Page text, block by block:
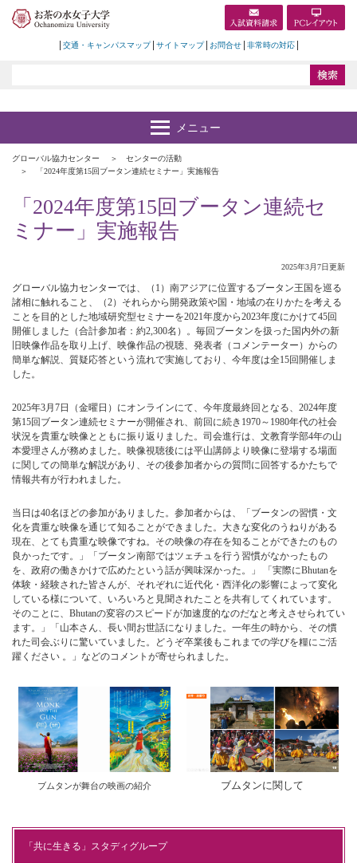
交通・キャンパスマップ サイトマップ お問合せ 非常時の対応
グローバル協力センター
センターの活動
「2024年度第15回ブータン連続セミナー」実施報告
「2024年度第15回ブータン連続セ
ミナー」実施報告
2025年3月7日更新
グローバル協力センターでは、（1）南アジアに位置するブータン王国を巡る
諸相に触れること、（2）それらから開発政策や国・地域の在りかたを考える
ことを目的とした地域研究型セミナーを2021年度から2023年度にかけて45回
開催しました（合計参加者：約2,300名）。毎回ブータンを扱った国内外の新
旧映像作品を取り上げ、映像作品の視聴、発表者（コメンテーター）からの
簡単な解説、質疑応答という流れで実施しており、今年度は全15回開催しま
した。
2025年3月7日（金曜日）にオンラインにて、今年度最終回となる、2024年度
第15回ブータン連続セミナーが開催され、前回に続き1970～1980年代の社会
状況を貴重な映像とともに振り返りました。司会進行は、文教育学部4年の山
本愛理さんが務めました。映像視聴後には平山講師より映像に登場する場面
に関しての簡単な解説があり、その後参加者からの質問に回答するかたちで
情報共有が行われました。
当日は40名ほどの参加がありました。参加者からは、「ブータンの習慣・文
化を貴重な映像を通じて知ることができました。大きな変化のうねりがある
現在、とても貴重な映像ですね。その映像の存在を知ることができたのもの
良かったです。」「ブータン南部ではツェチュを行う習慣がなかったもの
を、政府の働きかけで広めたという話が興味深かった。」 「実際にBhutanを
体験・経験された皆さんが、それぞれに近代化・西洋化の影響によって変化
している様について、いろいろと見聞されたことを共有してくれています。
そのことに、Bhutanの変容のスピードが加速度的なのだなと考えさせられてい
ます。」「山本さん、長い間お世話になりました。一年生の時から、その慣
れた司会ぶりに驚いていました。どうぞ卒業後もこれまでの学びを糧にご活
躍ください 。」などのコメントが寄せられました。
ブムタンが舞台の映画の紹介 ブムタンに関して
「共に生きる」スタディグループ